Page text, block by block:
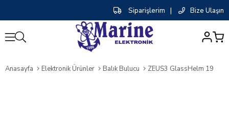
Siparişlerim | Bize Ulaşın
Anasayfa Elektronik Ürünler Balık Bulucu ZEUS3 GlassHelm 19